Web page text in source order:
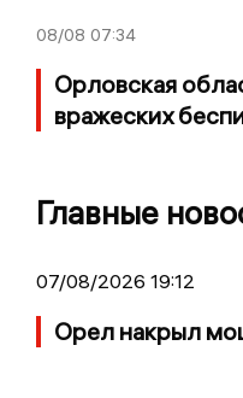
08/08 07:34
Орловская
вражеских
Главные
07/08/2026 19:12
Орел накрыл